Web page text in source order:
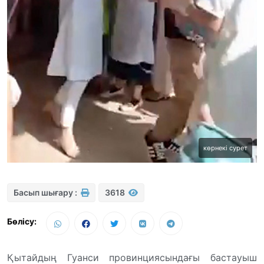
көрнекі сурет
Басып шығару : 3618
Бөлісу:
Қытайдың Гуанси провинциясындағы бастауыш